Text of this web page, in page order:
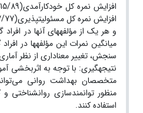
و هر یک از مؤلفه‏های آن‏ها در
میانگین نمرات این مؤلفه‏ها در
سنجش، تغییر معناداری از نظر
نتیجه‏گیری: با توجه به اثربخشی
متخصصان بهداشت روانی
منظور توانمندسازی
استفاده کنند.